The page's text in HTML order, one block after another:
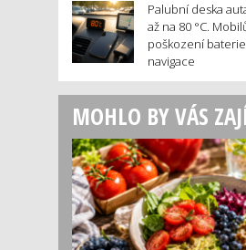
Palubní deska
až na 80 °C.
poškození
navigace
MOHLO BY VÁS